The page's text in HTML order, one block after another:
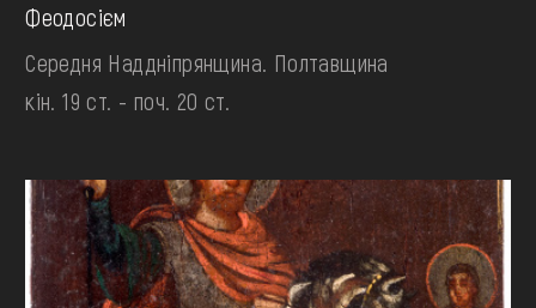
Феодосієм
Середня Наддніпрянщина. Полтавщина
кін. 19 ст. - поч. 20 ст.